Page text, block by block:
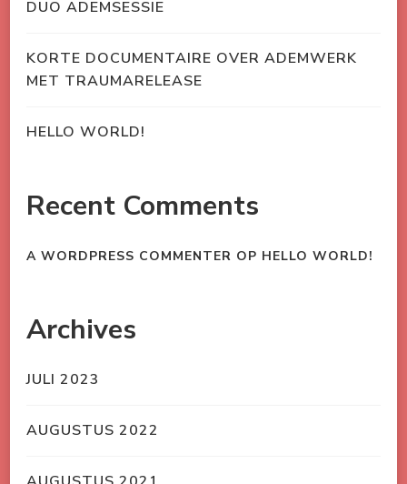
DUO ADEMSESSIE
KORTE DOCUMENTAIRE OVER ADEMWERK
MET TRAUMARELEASE
HELLO WORLD!
Recent Comments
A WORDPRESS COMMENTER OP HELLO WORLD!
Archives
JULI 2023
AUGUSTUS 2022